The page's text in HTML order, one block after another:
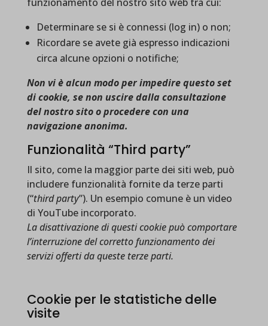
Determinare se si è connessi (log in) o non;
Ricordare se avete già espresso indicazioni
circa alcune opzioni o notifiche;
Non vi è alcun modo per impedire questo set
di cookie, se non uscire dalla consultazione
del nostro sito o procedere con una
navigazione anonima.
Funzionalità “Third party”
Il sito, come la maggior parte dei siti web, può
includere funzionalità fornite da terze parti
(“third party”). Un esempio comune è un video
di YouTube incorporato.
La disattivazione di questi cookie può comportare
l’interruzione del corretto funzionamento dei
servizi offerti da queste terze parti.
Cookie per le statistiche delle
visite